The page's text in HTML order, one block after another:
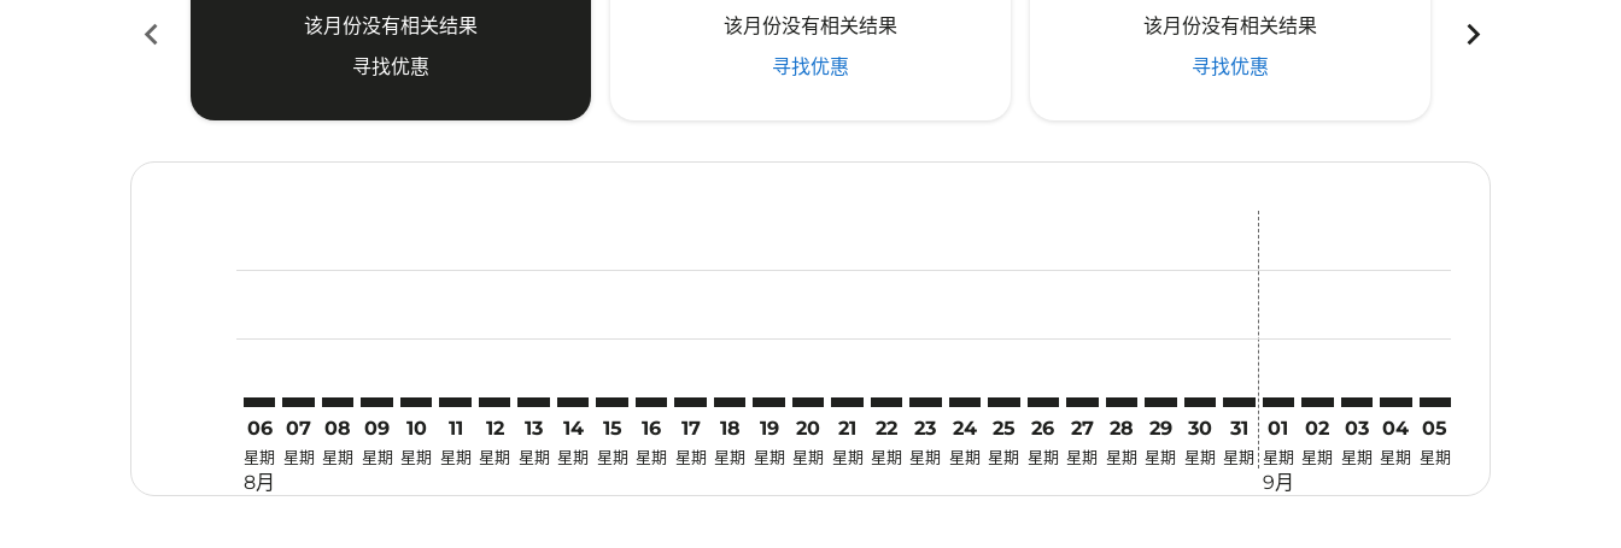
chevron_left
该月份没有相关结果
寻找优惠
该月份没有相关结果
寻找优惠
该月份没有相关结果
寻找优惠
chevron_right
06
星期
8月
07
星期
08
星期
09
星期
10
星期
11
星期
12
星期
13
星期
14
星期
15
星期
16
星期
17
星期
18
星期
19
星期
20
星期
21
星期
KBV–KJT: cmp-view-offers-disclaimer. 寻找优惠
22
星期
KBV–KJT: cmp-view-offers-disclaimer. 寻找优惠
23
星期
KBV–KJT: cmp-view-offers-disclaimer. 寻找优惠
24
星期
KBV–KJT: cmp-view-offers-disclaimer. 寻找优惠
25
星期
KBV–KJT: cmp-view-offers-disclaimer. 寻找优惠
26
星期
KBV–KJT: cmp-view-offers-disclaimer. 寻找优惠
27
星期
KBV–KJT: cmp-view-offers-disclaimer. 寻找优惠
28
星期
KBV–KJT: cmp-view-offers-disclaimer. 寻找优惠
29
星期
KBV–KJT: cmp-view-offers-disclaimer. 寻找优惠
30
星期
KBV–KJT: cmp-view-offers-disclaimer. 寻找
31
星期
01
星期
9月
02
星期
03
星期
04
星期
05
星期